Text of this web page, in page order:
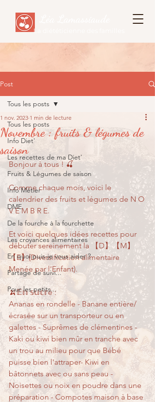
La diététicienne des familles
Post
Tous les posts
Info Diet'
Les recettes de ma Diet'
Fruits & Légumes de saison
Info Métier
DME
De la fourche à la fourchette
Les croyances alimentaires
En quoi puis-je vous aider ?
Partage de suivi...
Pour les petits...
Tous les posts
Novembre : fruits & légumes de
saison
1 nov. 2023 1 min de lecture
Bonjour à tous ! 🍒
Comme chaque mois, voici le
calendrier des fruits et légumes de N O
V E M B R E.
Et voici quelques idées recettes pour
débuter sereinement la 【D】【M】
【E】(Diversification alimentaire
Menée par l'Enfant).
🍌𝔼𝕟 𝕤𝕦𝕔𝕣é :
Ananas en rondelle - Banane entière/
écrasée sur un transporteur ou en
galettes - Suprêmes de clémentines -
Kaki ou kiwi bien mûr en tranche avec
un trou au milieu pour que Bébé
puisse bien l'attraper- Kiwi en
bâtonnets avec ou sans peau -
Noisettes ou noix en poudre dans une
préparation - Compotes maison à base